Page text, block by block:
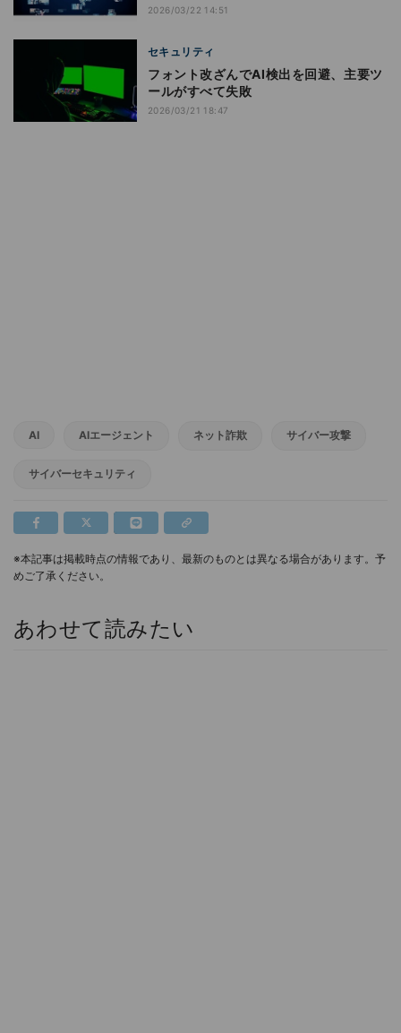
2026/03/22 14:51
セキュリティ
フォント改ざんでAI検出を回避、主要ツ
ールがすべて失敗
2026/03/21 18:47
AI AIエージェント ネット詐欺 サイバー攻撃
サイバーセキュリティ
※本記事は掲載時点の情報であり、最新のものとは異なる場合があります。予
めご了承ください。
あわせて読みたい